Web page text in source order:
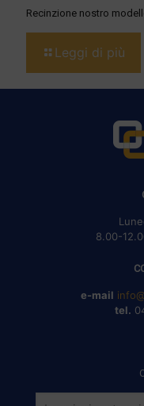
Recinzione nostro
Leggi di più
8.00-
e-mail
tel.